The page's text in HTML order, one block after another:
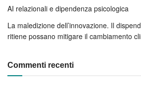
AI relazionali e dipendenza psicologica
La maledizione dell’innovazione. Il
ritiene possano mitigare il cambiamento
Commenti recenti